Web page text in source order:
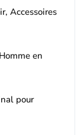
Accessoires
en
pour